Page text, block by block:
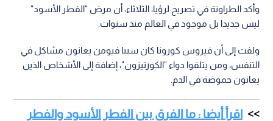
وأكد الطراونة في تصريح لرؤيا، الثلاثاء، أن مرض "الفطر الأسود"
ليس جديدا بل موجود في العالم منذ سنوات.
ولفت إلى أن فيروس كورونا كان سببا فيومن يعانون مشاكل في
التنفس، ومن يتلقوا دواء "الكورتيزون"، إضافة إلى الأشخاص الذين
يعانون حموضة في الدم.
اقرأ أيضا : ما الفرق بين الفطر الأسود والفطر